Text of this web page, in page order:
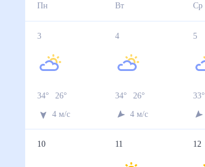
Пн Вт Ср
3
34° 26
4 м/с
4
34° 26
4 м/с
5
33°
10 11 12